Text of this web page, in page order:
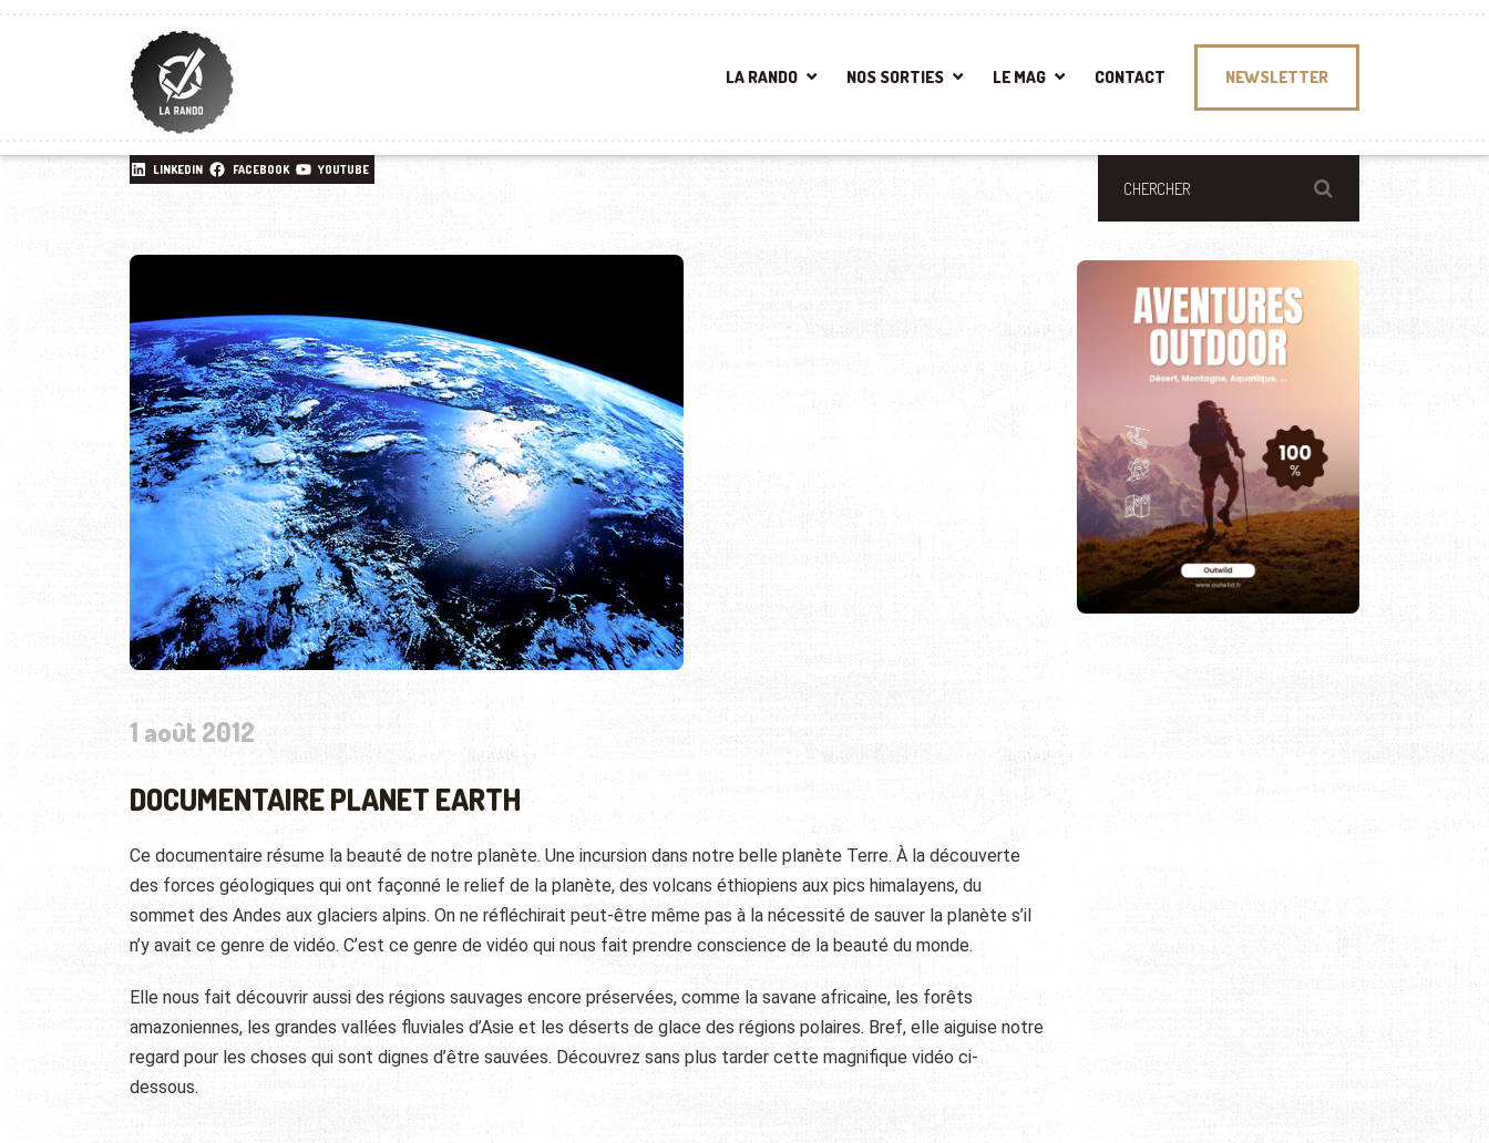
LA RANDO NOS SORTIES LE MAG CONTACT NEWSLETTER
LINKEDIN FACEBOOK YOUTUBE
1 août 2012
DOCUMENTAIRE PLANET EARTH
Ce documentaire résume la beauté de notre planète. Une incursion dans notre belle planète Terre. À la découverte
des forces géologiques qui ont façonné le relief de la planète, des volcans éthiopiens aux pics himalayens, du
sommet des Andes aux glaciers alpins. On ne réfléchirait peut-être même pas à la nécessité de sauver la planète s’il
n’y avait ce genre de vidéo. C’est ce genre de vidéo qui nous fait prendre conscience de la beauté du monde.
Elle nous fait découvrir aussi des régions sauvages encore préservées, comme la savane africaine, les forêts
amazoniennes, les grandes vallées fluviales d’Asie et les déserts de glace des régions polaires. Bref, elle aiguise notre
regard pour les choses qui sont dignes d’être sauvées. Découvrez sans plus tarder cette magnifique vidéo ci-
dessous.